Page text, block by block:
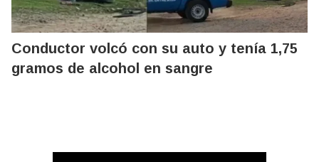
Conductor volcó con su auto y tenía 1,75
gramos de alcohol en sangre